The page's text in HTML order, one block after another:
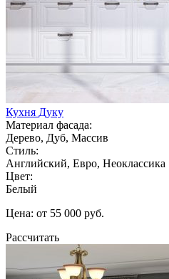
Кухня Дуку
Материал фасада:
Дерево, Дуб, Массив
Стиль:
Английский, Евро, Неоклассика
Цвет:
Белый
Цена: от 55 000 руб.
Рассчитать